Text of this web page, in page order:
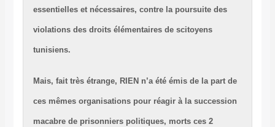
essentielles et nécessaires, contre la poursuite des
violations des droits élémentaires de scitoyens
tunisiens.
Mais, fait très étrange, RIEN n’a été émis de la part de
ces mêmes organisations pour réagir à la succession
macabre de prisonniers politiques, morts ces 2